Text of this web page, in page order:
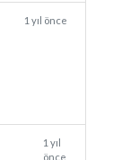
1 yıl önce
1 yıl
önce